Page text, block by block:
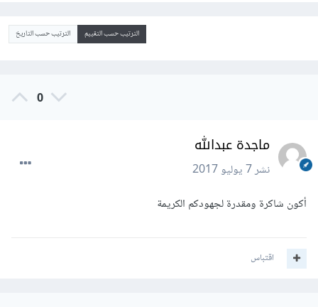
الترتيب حسب التقييم الترتيب حسب التاريخ
0
ماجدة عبدالله
نشر7 يوليو 2017
أكون شاكرة ومقدرة لجهودكم الكريمة
اقتباس